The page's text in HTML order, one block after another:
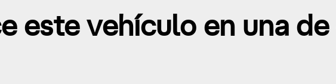
este vehículo en una